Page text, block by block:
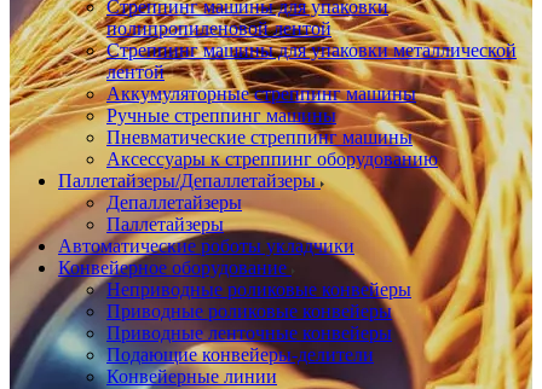
Стреппинг машины для упаковки
полипропиленовой лентой
Стреппинг машины для упаковки металлической
лентой
Аккумуляторные стреппинг машины
Ручные стреппинг машины
Пневматические стреппинг машины
Аксессуары к стреппинг оборудованию
Паллетайзеры/Депаллетайзеры
Депаллетайзеры
Паллетайзеры
Автоматические роботы укладчики
Конвейерное оборудование
Неприводные роликовые конвейеры
Приводные роликовые конвейеры
Приводные ленточные конвейеры
Подающие конвейеры-делители
Конвейерные линии